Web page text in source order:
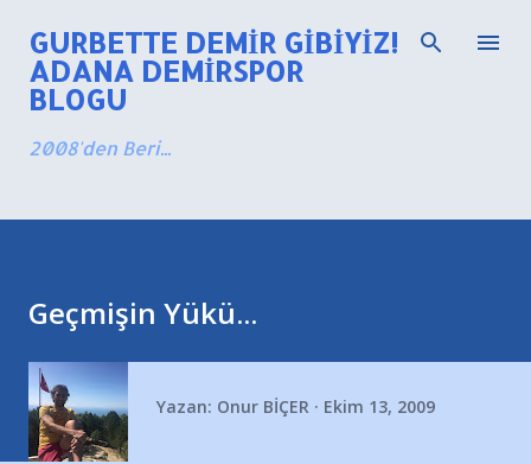
Ana içeriğe atla
GURBETTE DEMIR GIBIYIZ!
ADANA DEMIRSPOR
BLOGU
2008'den Beri...
Geçmişin Yükü...
Yazan: Onur BİÇER Ekim 13, 2009